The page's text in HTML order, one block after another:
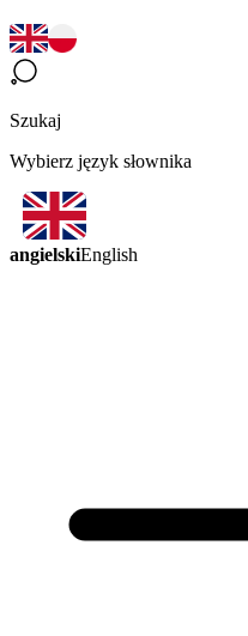
Szukaj
Wybierz język słownika
angielskiEnglish